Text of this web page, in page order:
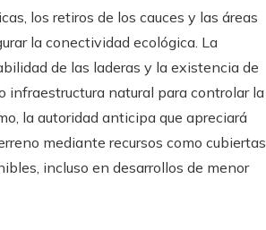
los retiros de los cauces y las áreas
la conectividad ecológica. La
de las laderas y la existencia de
infraestructura natural para controlar la
la autoridad anticipa que apreciará
mediante recursos como cubiertas
incluso en desarrollos de menor